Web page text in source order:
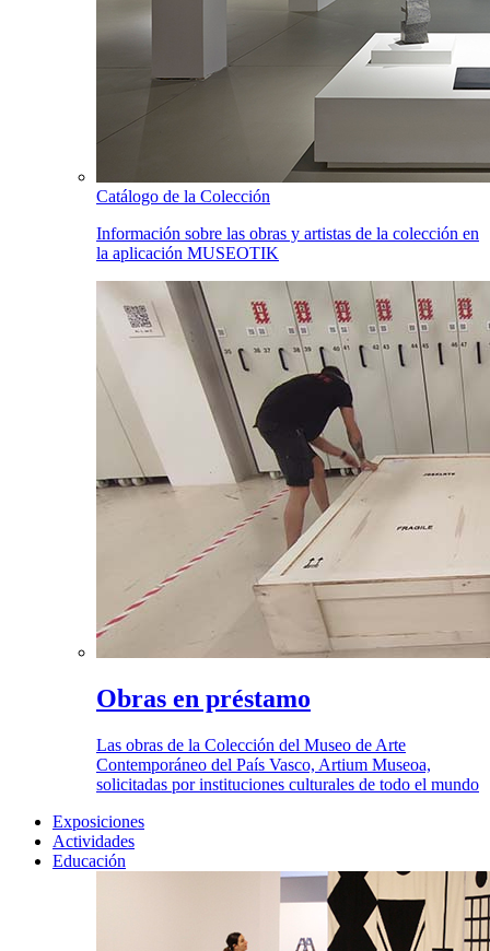
Catálogo de la Colección
Información sobre las obras y artistas de la colección en
la aplicación MUSEOTIK
Obras en préstamo
Las obras de la Colección del Museo de Arte
Contemporáneo del País Vasco, Artium Museoa,
solicitadas por instituciones culturales de todo el mundo
Exposiciones
Actividades
Educación